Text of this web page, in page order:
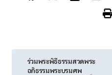
ร่วมพระพิธีธรรมสวดพระ
อภิธรรมพระบรมศพ